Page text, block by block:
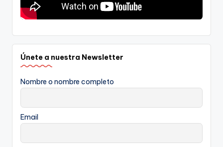
Únete a nuestra Newsletter
Nombre o nombre completo
Email